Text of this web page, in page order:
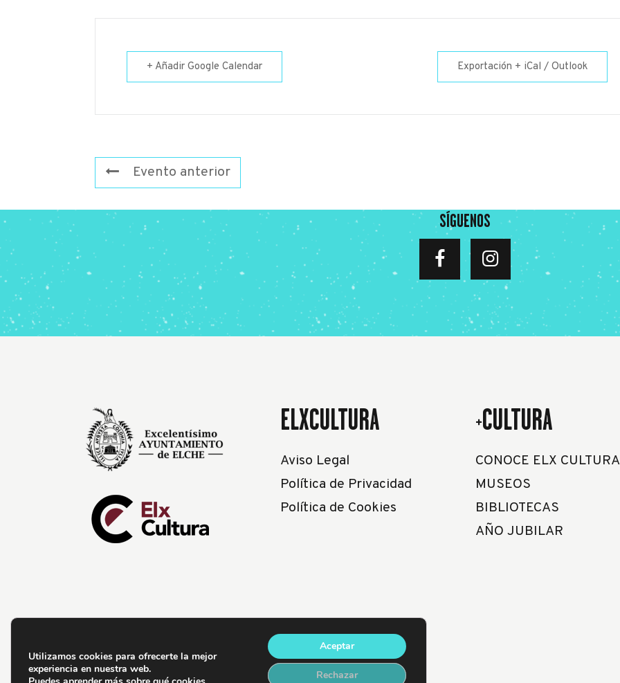
+ Añadir Google Calendar Exportación + iCal / Outlook
Evento anterior
SÍGUENOS
ELXCULTURA
Aviso Legal
Política de Privacidad
Política de Cookies
+CULTURA
CONOCE ELX CULTURA
MUSEOS
BIBLIOTECAS
AÑO JUBILAR
Utilizamos cookies para ofrecerte la mejor
experiencia en nuestra web.
Aceptar
Rechazar